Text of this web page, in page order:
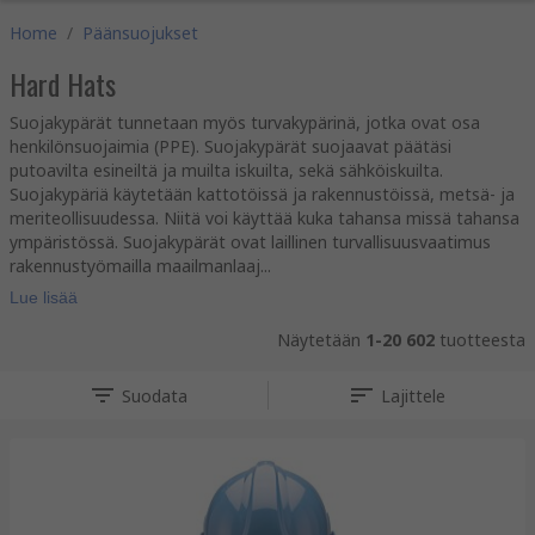
Home / Päänsuojukset
Hard Hats
Suojakypärät tunnetaan myös turvakypärinä, jotka ovat osa
henkilönsuojaimia (PPE). Suojakypärät suojaavat päätäsi
putoavilta esineiltä ja muilta iskuilta, sekä sähköiskuilta.
Suojakypäriä käytetään kattotöissä ja rakennustöissä, metsä- ja
meriteollisuudessa. Niitä voi käyttää kuka tahansa missä tahansa
ympäristössä. Suojakypärät ovat laillinen turvallisuusvaatimus
rakennustyömailla maailmanlaaj...
Lue lisää
Näytetään 1-20 602 tuotteesta
Suodata Lajittele